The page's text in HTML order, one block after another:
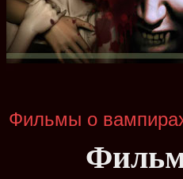
Фильмы о